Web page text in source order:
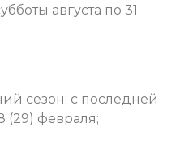
августа по 31
сезон: с последней
(29) февраля;